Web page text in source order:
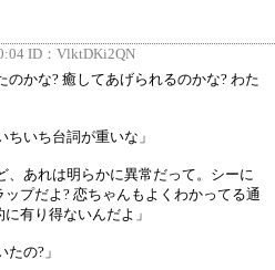
ID： VlktDKi2QN
かな? 癒してあげられるのかな? わた
いち台詞が重いな」
、あれは明らかに異常だって。シーに
プだよ? 恋ちゃんもよくわかってる通
有り得ないんだよ」
の?」